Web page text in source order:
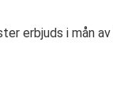
erbjuds i mån